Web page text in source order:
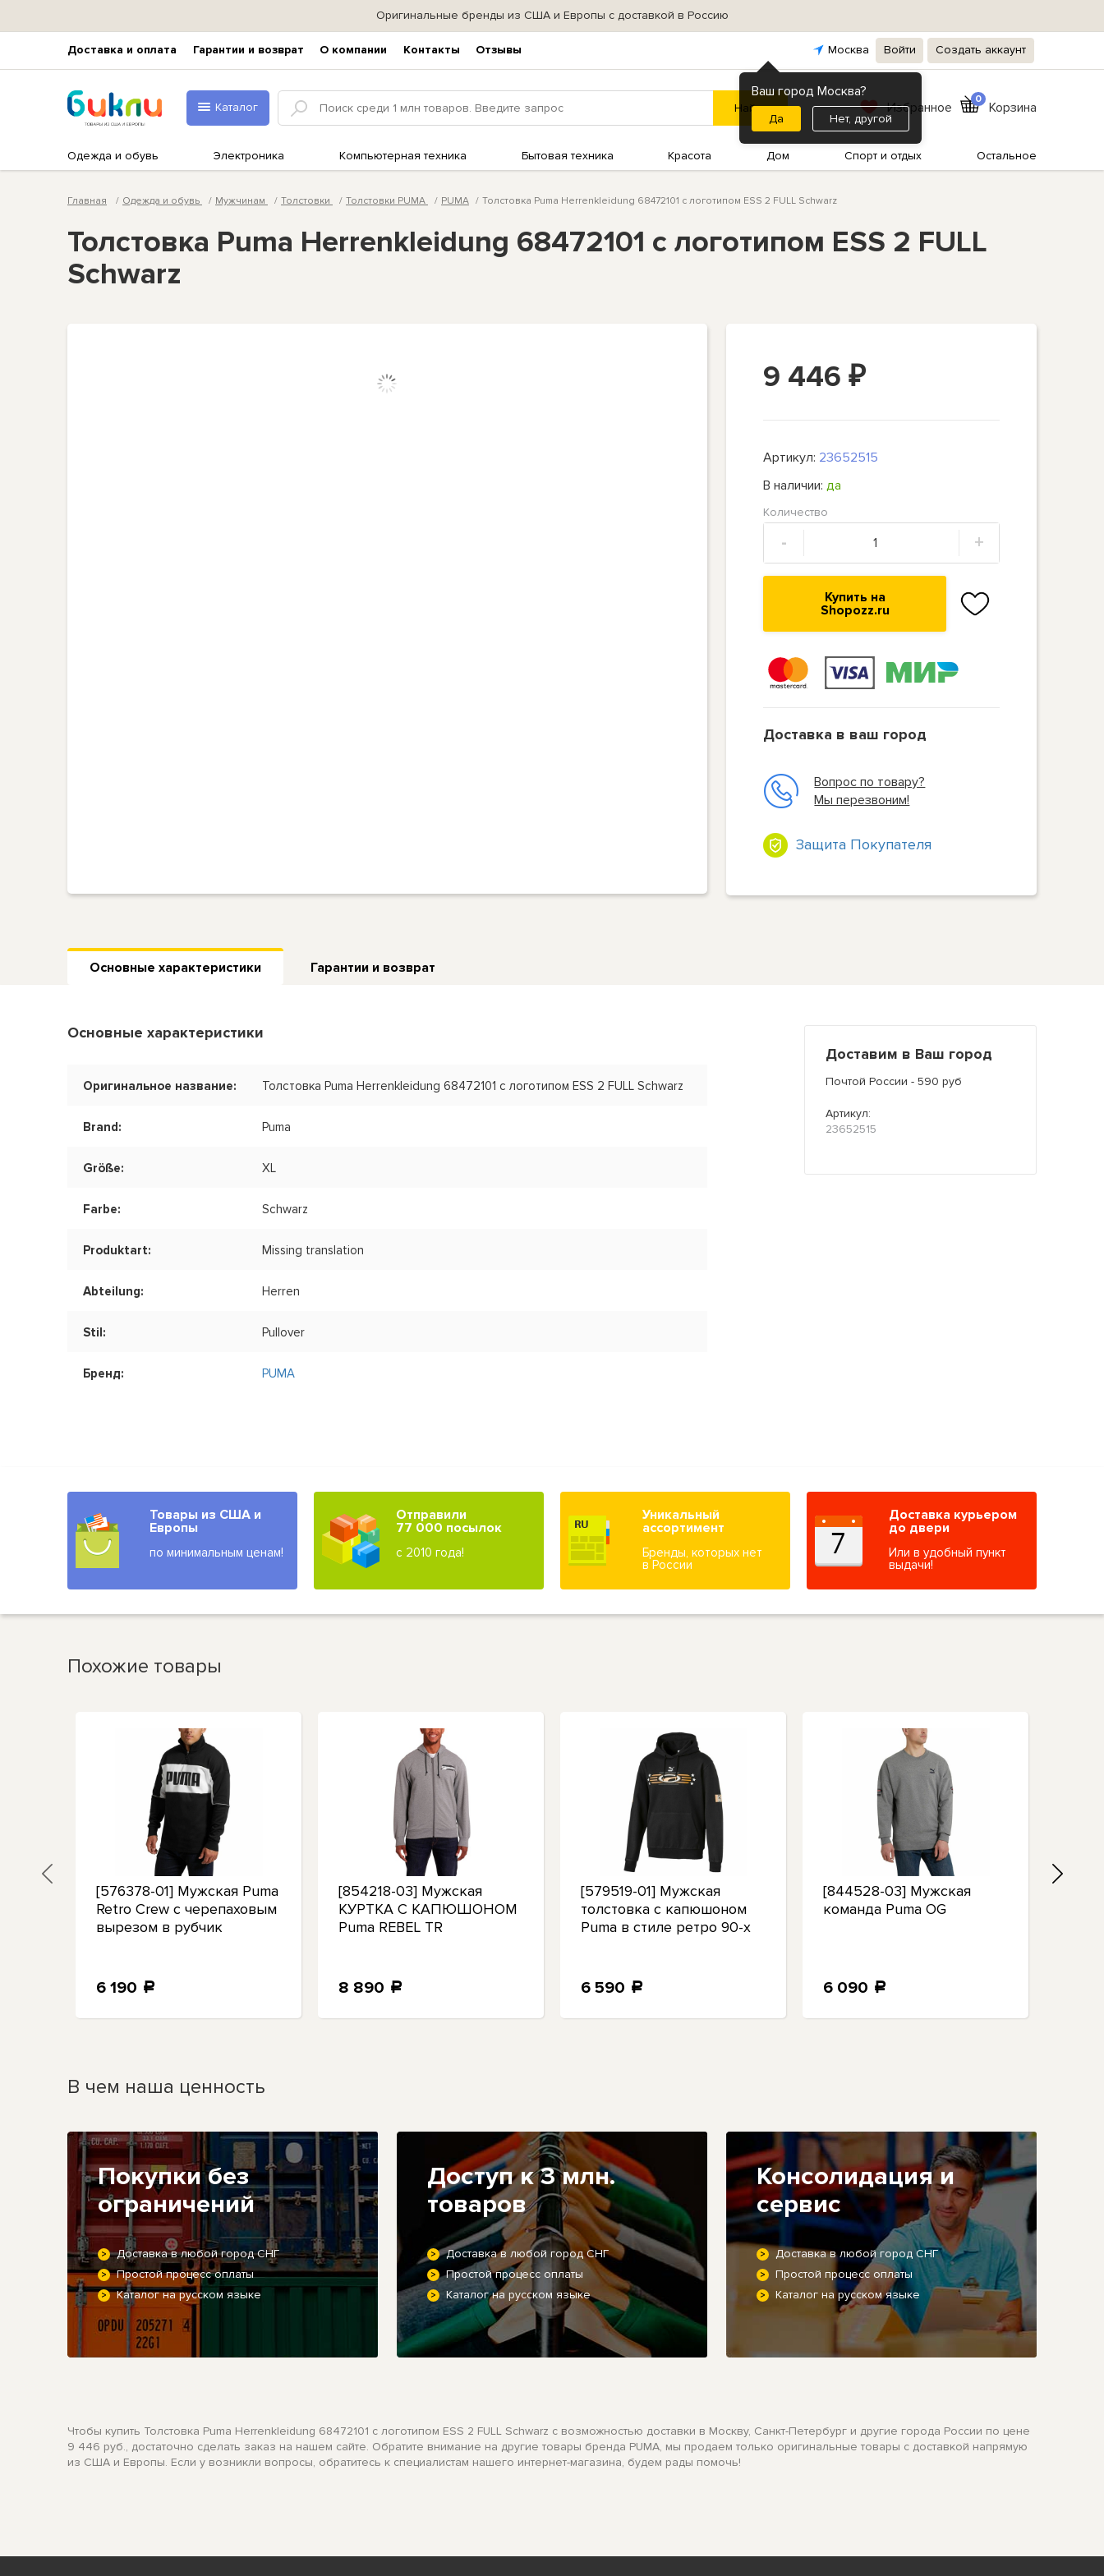
Оригинальные бренды из США и Европы с доставкой в Россию
Доставка и оплата Гарантии и возврат О компании Контакты Отзывы Москва
Ваш город Москва?
Нет, другой
Войти Создать аккаунт
Каталог Избранное
0
Корзина
Одежда и обувь Электроника Компьютерная техника Бытовая техника Красота Дом Спорт и отдых Остальное
Главная Одежда и обувь Мужчинам Толстовки Толстовки PUMA PUMA Толстовка Puma Herrenkleidung 68472101 с логотипом ESS 2 FULL Schwarz
Толстовка Puma Herrenkleidung 68472101 с логотипом ESS 2 FULL
Schwarz
9 446₽
Артикул: 23652515
В наличии:да
Количество
- +
Купить на
Shopozz.ru
Доставка в ваш город
Вопрос по товару?
Мы перезвоним!
Защита Покупателя
Основные характеристики Гарантии и возврат
Основные характеристики
Оригинальное название: Толстовка Puma Herrenkleidung 68472101 с логотипом ESS 2 FULL Schwarz
Brand: Puma
Größe: XL
Farbe: Schwarz
Produktart: Missing translation
Abteilung: Herren
Stil: Pullover
Бренд: PUMA
Доставим в Ваш город
Почтой России - 590 руб
Артикул:
23652515
Товары из США и
Европы
по минимальным ценам!
Отправили
77 000 посылок
с 2010 года!
Уникальный
ассортимент
Бренды, которых нет
в России
Доставка курьером
до двери
Или в удобный пункт
выдачи!
Похожие товары
[576378-01] Мужская Puma
Retro Crew с черепаховым
вырезом в рубчик
6 190 a
[854218-03] Мужская
КУРТКА С КАПЮШОНОМ
Puma REBEL TR
8 890 a
[579519-01] Мужская
толстовка с капюшоном
Puma в стиле ретро 90-х
6 590 a
[844528-03] Мужская
команда Puma OG
6 090 a
В чем наша ценность
Покупки без
ограничений
Доставка в любой город СНГ
Простой процесс оплаты
Каталог на русском языке
Доступ к 3 млн.
товаров
Доставка в любой город СНГ
Простой процесс оплаты
Каталог на русском языке
Консолидация и
сервис
Доставка в любой город СНГ
Простой процесс оплаты
Каталог на русском языке
Чтобы купить Толстовка Puma Herrenkleidung 68472101 с логотипом ESS 2 FULL Schwarz с возможностью доставки в Москву, Санкт-Петербург и другие города России по цене
9 446 руб., достаточно сделать заказ на нашем сайте. Обратите внимание на другие товары бренда PUMA, мы продаем только оригинальные товары с доставкой напрямую
из США и Европы. Если у возникли вопросы, обратитесь к специалистам нашего интернет-магазина, будем рады помочь!